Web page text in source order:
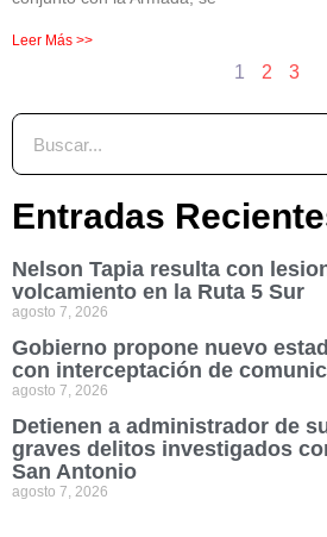
Leer Más >>
1 2 3
Entradas
Nelson Tapia resulta con
volcamiento en la Ruta 5 Sur
agosto 7, 2026
Gobierno propone nuevo
con interceptación de
agosto 7, 2026
Detienen a administrador de
graves delitos investigados
San Antonio
agosto 7, 2026